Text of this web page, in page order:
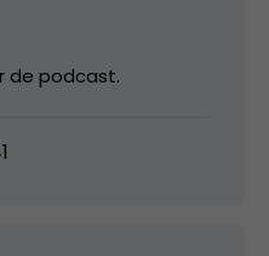
de podcast.